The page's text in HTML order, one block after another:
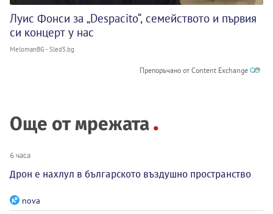
Луис Фонси за „Despacito“, семейството и първия
си концерт у нас
MelomanBG - Sled5.bg
Препоръчано от Content Exchange
Още от мрежата
6 часа
Дрон е нахлул в българското въздушно пространство
nova